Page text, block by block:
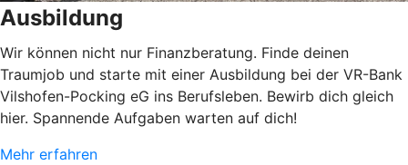
Ausbildung
Wir können nicht nur Finanzberatung. Finde deinen
Traumjob und starte mit einer Ausbildung bei der VR-Bank
Vilshofen-Pocking eG ins Berufsleben. Bewirb dich gleich
hier. Spannende Aufgaben warten auf dich!
Mehr erfahren